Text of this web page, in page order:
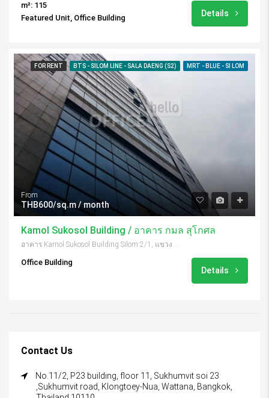
m²: 115
Featured Unit, Office Building
Details
FOR RENT BTS - SILOM LINE - SALA DAENG (S2) MRT - BLUE - SI LOM
From
THB600/sq.m / month
Kamol Sukosol Building / อาคาร กมล สุโกศล
Office Building
Details
Contact Us
No.11/2, P23 building, floor 11, Sukhumvit soi 23
,Sukhumvit road, Klongtoey-Nua, Wattana, Bangkok,